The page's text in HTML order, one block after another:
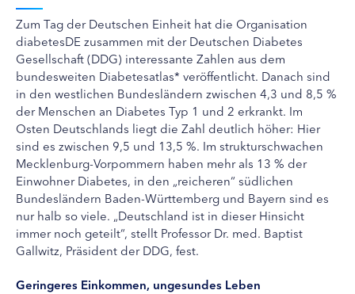
Zum Tag der Deutschen Einheit hat die Organisation
diabetesDE zusammen mit der Deutschen Diabetes
Gesellschaft (DDG) interessante Zahlen aus dem
bundesweiten Diabetesatlas* veröffentlicht. Danach sind
in den westlichen Bundesländern zwischen 4,3 und 8,5 %
der Menschen an Diabetes Typ 1 und 2 erkrankt. Im
Osten Deutschlands liegt die Zahl deutlich höher: Hier
sind es zwischen 9,5 und 13,5 %. Im strukturschwachen
Mecklenburg-Vorpommern haben mehr als 13 % der
Einwohner Diabetes, in den „reicheren“ südlichen
Bundesländern Baden-Württemberg und Bayern sind es
nur halb so viele. „Deutschland ist in dieser Hinsicht
immer noch geteilt“, stellt Professor Dr. med. Baptist
Gallwitz, Präsident der DDG, fest.
Geringeres Einkommen, ungesundes Leben